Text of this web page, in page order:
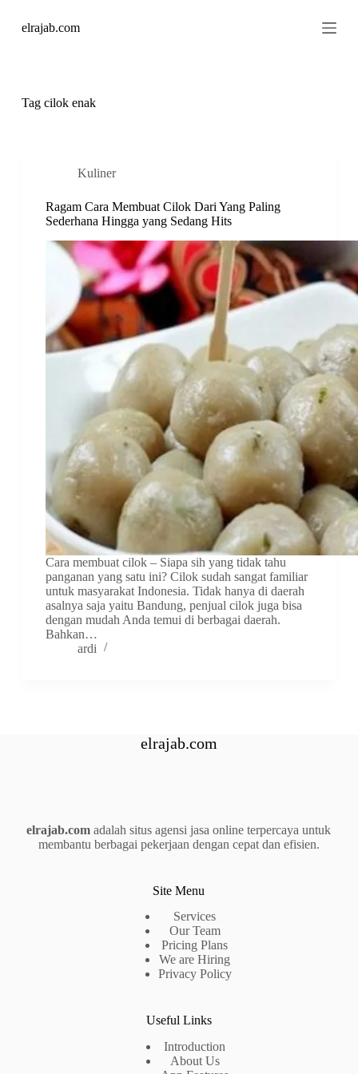
kelrajab.com
Tagcilok enak
Kuliner
Ragam Cara Membuat Cilok Dari Yang Paling
Sederhana Hingga yang Sedang Hits
Cara membuat cilok – Siapa sih yang tidak tahu
panganan yang satu ini? Cilok sudah sangat familiar
untuk masyarakat Indonesia. Tidak hanya di daerah
asalnya saja yaitu Bandung, penjual cilok juga bisa
dengan mudah Anda temui di berbagai daerah.
Bahkan…
ardi
elrajab.com
elrajab.com adalah situs agensi jasa online terpercaya untuk
membantu berbagai pekerjaan dengan cepat dan efisien.
Site Menu
Services
Our Team
Pricing Plans
We are Hiring
Privacy Policy
Useful Links
Introduction
About Us